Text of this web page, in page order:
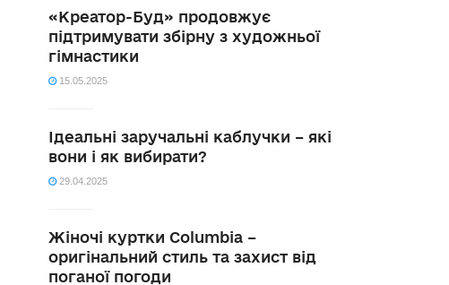
«Креатор-Буд» продовжує
підтримувати збірну з художньої
гімнастики
15.05.2025
Ідеальні заручальні каблучки – які
вони і як вибирати?
29.04.2025
Жіночі куртки Columbia –
оригінальний стиль та захист від
поганої погоди